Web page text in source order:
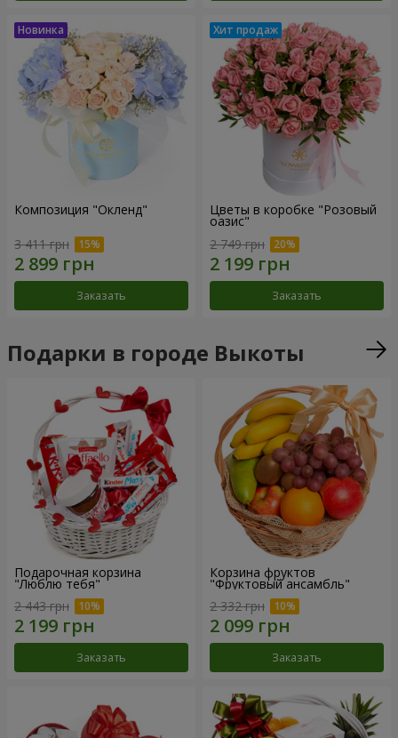
Композиция "Окленд"
3 411 грн
Заказать
Цветы в коробке "Розовый
оазис"
2 749 грн
Заказать
Подарки в городе Выкоты
Подарочная корзина
"Люблю тебя"
2 443 грн
Заказать
Корзина фруктов
"Фруктовый ансамбль"
2 332 грн
Заказать